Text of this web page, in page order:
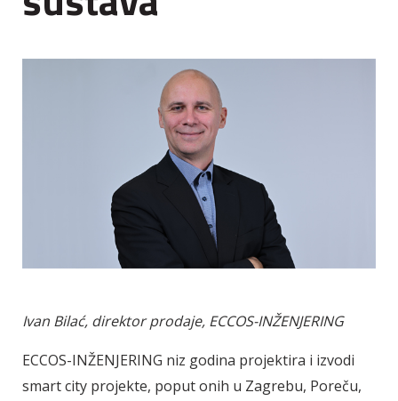
Ivan Bilać, direktor prodaje, ECCOS-INŽENJERING
ECCOS-INŽENJERING niz godina projektira i izvodi
smart city projekte, poput onih u Zagrebu, Poreču,